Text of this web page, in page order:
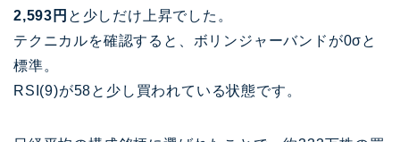
2,593円 と少しだけ上昇でした。
テクニカルを確認すると、ボリンジャーバンドが0σと
標準。
RSI(9)が58と少し買われている状態です。